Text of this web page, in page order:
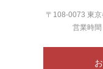
〒108-0073 東
営業時